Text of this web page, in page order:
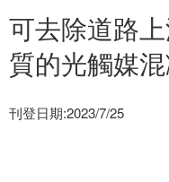
可去除道路
質的光觸媒
刊登日期:2023/7/25